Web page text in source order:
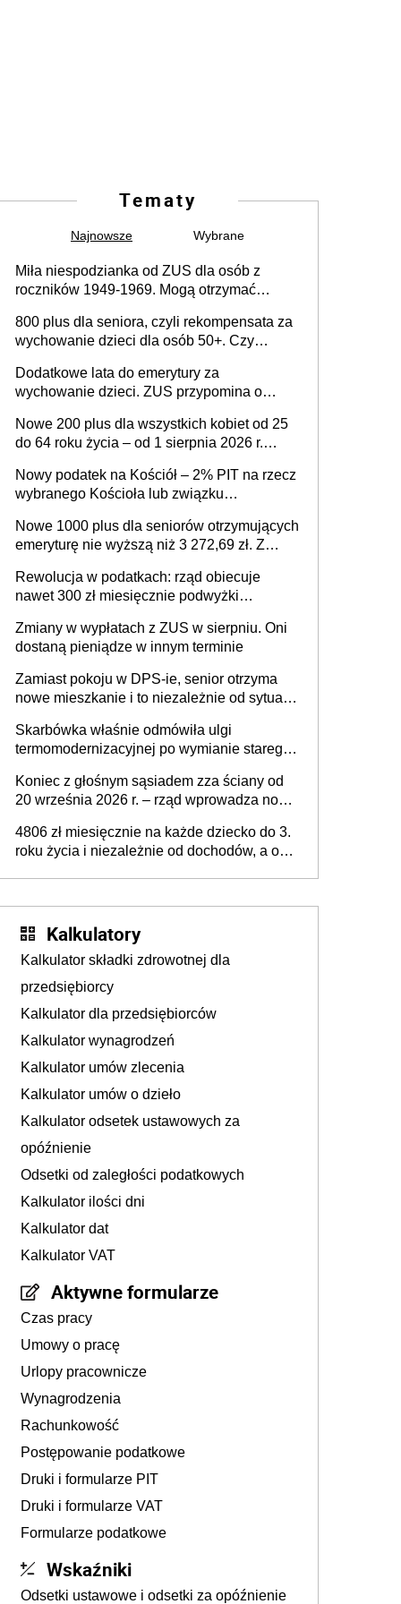
Tematy
Najnowsze Wybrane
Miła niespodzianka od ZUS dla osób z
roczników 1949-1969. Mogą otrzymać
800 plus dla seniora, czyli rekompensata za
wychowanie dzieci dla osób 50+. Czy
wejdzie w życie?
Dodatkowe lata do emerytury za
wychowanie dzieci. ZUS przypomina o
Nowe 200 plus dla wszystkich kobiet od 25
do 64 roku życia – od 1 sierpnia 2026 r.
programu rządowego
Nowy podatek na Kościół – 2% PIT na rzecz
wybranego Kościoła lub związku
nad zmianami w systemie finansowania
Nowe 1000 plus dla seniorów otrzymujących
emeryturę nie wyższą niż 3 272,69 zł. Z
spóźnialscy świadczenia nie otrzymają
Rewolucja w podatkach: rząd obiecuje
nawet 300 zł miesięcznie podwyżki
Zmiany w wypłatach z ZUS w sierpniu. Oni
dostaną pieniądze w innym terminie
Zamiast pokoju w DPS-ie, senior otrzyma
nowe mieszkanie i to niezależnie od sytuacji
wsparcia dla osób po 60 roku życia
Skarbówka właśnie odmówiła ulgi
termomodernizacyjnej po wymianie starego
Koniec z głośnym sąsiadem zza ściany od
20 września 2026 r. – rząd wprowadza nowe
mieszkańców
4806 zł miesięcznie na każde dziecko do 3.
roku życia i niezależnie od dochodów, a od
Polsce
Kalkulatory
Kalkulator składki zdrowotnej dla
przedsiębiorcy
Kalkulator dla przedsiębiorców
Kalkulator wynagrodzeń
Kalkulator umów zlecenia
Kalkulator umów o dzieło
Kalkulator odsetek ustawowych za
opóźnienie
Odsetki od zaległości podatkowych
Kalkulator ilości dni
Kalkulator dat
Kalkulator VAT
Aktywne formularze
Czas pracy
Umowy o pracę
Urlopy pracownicze
Wynagrodzenia
Rachunkowość
Postępowanie podatkowe
Druki i formularze PIT
Druki i formularze VAT
Formularze podatkowe
Wskaźniki
Odsetki ustawowe i odsetki za opóźnienie